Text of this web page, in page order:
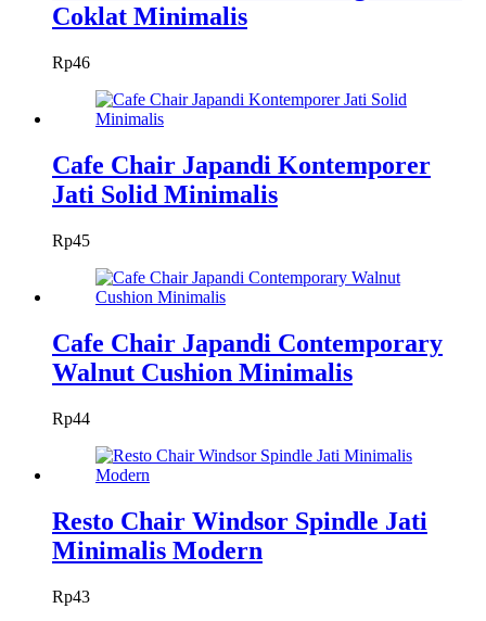
Coklat Minimalis
Rp46
Cafe Chair Japandi Kontemporer
Jati Solid Minimalis
Rp45
Cafe Chair Japandi Contemporary
Walnut Cushion Minimalis
Rp44
Resto Chair Windsor Spindle Jati
Minimalis Modern
Rp43